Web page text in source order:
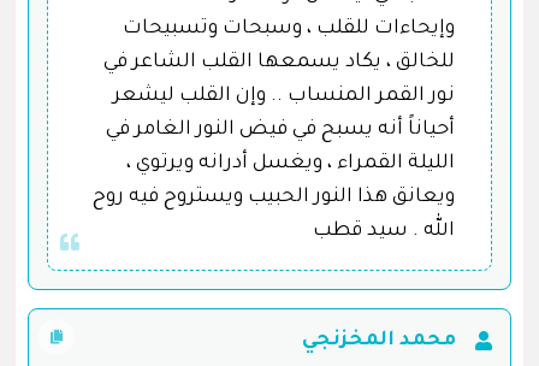
وإيحاءات للقلب ، وسبحات وتسبيحات
للخالق ، يكاد يسمعها القلب الشاعر في
نور القمر المنساب .. وإن القلب ليشعر
أحياناً أنه يسبح في فيض النور الغامر في
الليلة القمراء ، ويغسل أدرانه ويرتوي ،
ويعانق هذا النور الحبيب ويستروح فيه روح
الله . سيد قطب
محمد المخزنجي